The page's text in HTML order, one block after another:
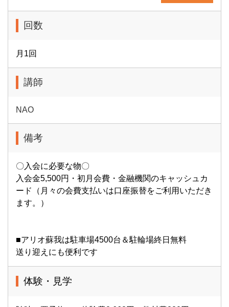
回数
月1回
講師
NAO
備考
〇入会に必要な物〇
入会金5,500円・初月会費・金融機関のキャッシュカ
ード（月々の会費支払いは口座振替をご利用いただき
ます。）
■アリオ蘇我は駐車場4500台＆駐輪場終日無料
送り迎えにも便利です
体験・見学